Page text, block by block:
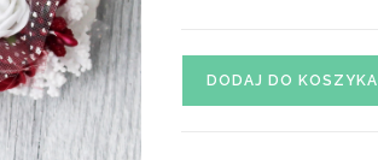
DODAJ DO KOSZYKA